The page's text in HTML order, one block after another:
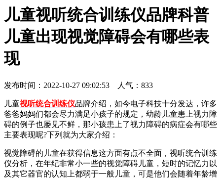
儿童视听统合训练仪品牌科普
儿童出现视觉障碍会有哪些表
现
发布时间：2022-10-27 09:02:53 人气： 833
儿童视听统合训练仪品牌介绍，如今电子科技十分发达，许多
爸爸妈妈们都会尽力满足小孩子的规定，幼龄儿童患上视力障
碍的例子也屡见不鲜，那小孩患上了视力障碍的病症会有哪些
主要表现呢?下列就为大家介绍：
视觉障碍的儿童在获得信息这方面有点不全面，视听统合训练
仪分析，在年纪非常小一些的视觉障碍儿童，短时的记忆力以
及其它器官的认知上都弱于一般儿童，可是他们会随着年龄增